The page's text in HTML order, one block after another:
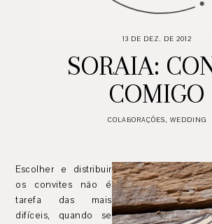
13 DE DEZ. DE 2012
SORAIA:
COMIGO
COLABORAÇÕES, WEDDING
Escolher e distribuir
os convites não é
tarefa das mais
difíceis, quando se